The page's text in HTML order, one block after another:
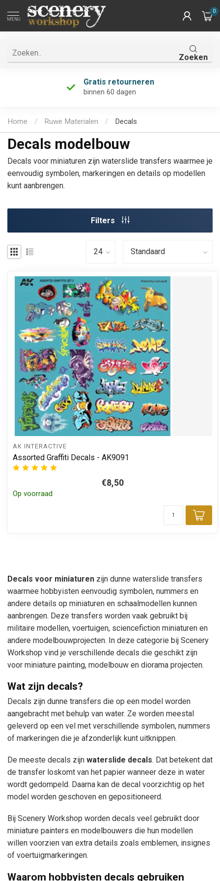
MENU
0
Zoeken
Gratis retourneren
binnen 60 dagen
Home / Ruwe Materialen / Decals
Decals modelbouw
Decals voor miniaturen zijn waterslide transfers waarmee je
eenvoudig symbolen, markeringen en details op modellen
kunt aanbrengen.
Filters
AK INTERACTIVE
Assorted Graffiti Decals - AK9091
€8,50
Op voorraad
Decals voor miniaturen zijn dunne waterslide transfers
waarmee hobbyisten eenvoudig symbolen, nummers en
andere details op miniaturen en schaalmodellen kunnen
aanbrengen. Deze transfers worden vaak gebruikt bij
militaire modellen, voertuigen, sciencefiction miniaturen en
andere modelbouwprojecten. In deze categorie bij Scenery
Workshop vind je verschillende decals die geschikt zijn
voor miniature painting, modelbouw en diorama projecten.
Wat zijn decals?
Decals zijn dunne transfers die op een model worden
aangebracht met behulp van water. Ze worden meestal
geleverd op een vel met verschillende symbolen, nummers
of markeringen die je afzonderlijk kunt uitknippen.
De meeste decals zijn waterslide decals. Dat betekent dat
de transfer loskomt van het papier wanneer deze in water
wordt gedompeld. Daarna kan de decal voorzichtig op het
model worden geschoven en gepositioneerd.
Bij Scenery Workshop worden decals veel gebruikt door
miniature painters en modelbouwers die hun modellen
willen voorzien van extra details zoals emblemen, insignes
of voertuigmarkeringen.
Waarom hobbyisten decals gebruiken